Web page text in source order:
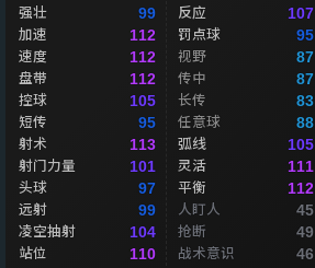
强壮 99
加速 112
速度 112
盘带 112
控球 105
短传 95
射术 113
射门力量 101
头球 97
远射 99
凌空抽射 104
站位 110
反应 107
罚点球 95
视野 87
传中 87
长传 83
任意球 88
弧线 105
灵活 111
平衡 112
人盯人 45
抢断 49
战术意识 46